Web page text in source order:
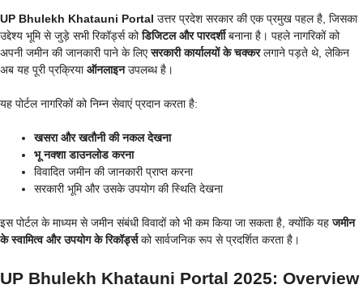
UP Bhulekh Khatauni Portal उत्तर प्रदेश सरकार की एक प्रमुख पहल है, जिसका
उद्देश्य भूमि से जुड़े सभी रिकॉर्ड्स कोडिजिटल और पारदर्शीबनाना है। पहले नागरिकों को
अपनी जमीन की जानकारी पाने के लिएसरकारी कार्यालयों के चक्करलगाने पड़ते थे, लेकिन
अब यह पूरी प्रक्रियाऑनलाइनउपलब्ध है।
यह पोर्टल नागरिकों को निम्न सेवाएं प्रदान करता है:
खसरा और खतौनी की नकल देखना
भू नक्शा डाउनलोड करना
विवादित जमीन की जानकारी प्राप्त करना
सरकारी भूमि और उसके उपयोग की स्थिति देखना
इस पोर्टल के माध्यम से जमीन संबंधी विवादों को भी कम किया जा सकता है, क्योंकि यहजमीन
के स्वामित्व और उपयोग के रिकॉर्ड्सको सार्वजनिक रूप से प्रदर्शित करता है।
UP Bhulekh Khatauni Portal 2025: Overview